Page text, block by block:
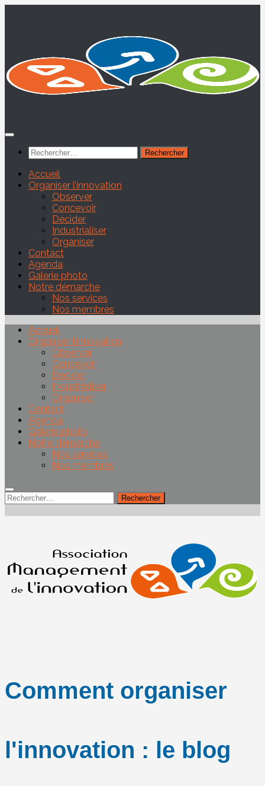
Rechercher :
Accueil
Organiser l’innovation
Observer
Concevoir
Décider
Industrialiser
Organiser
Contact
Agenda
Galerie photo
Notre démarche
Nos services
Nos membres
Accueil
Organiser l’innovation
Observer
Concevoir
Décider
Industrialiser
Organiser
Contact
Agenda
Galerie photo
Notre démarche
Nos services
Nos membres
Rechercher :
Comment organiser
l'innovation : le blog